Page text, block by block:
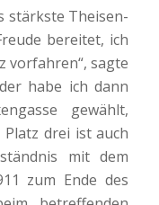
stärkste Theisen-
bereitet, ich
vorfahren“, sagte
habe ich dann
gewählt,
drei ist auch
mit dem
zum Ende des